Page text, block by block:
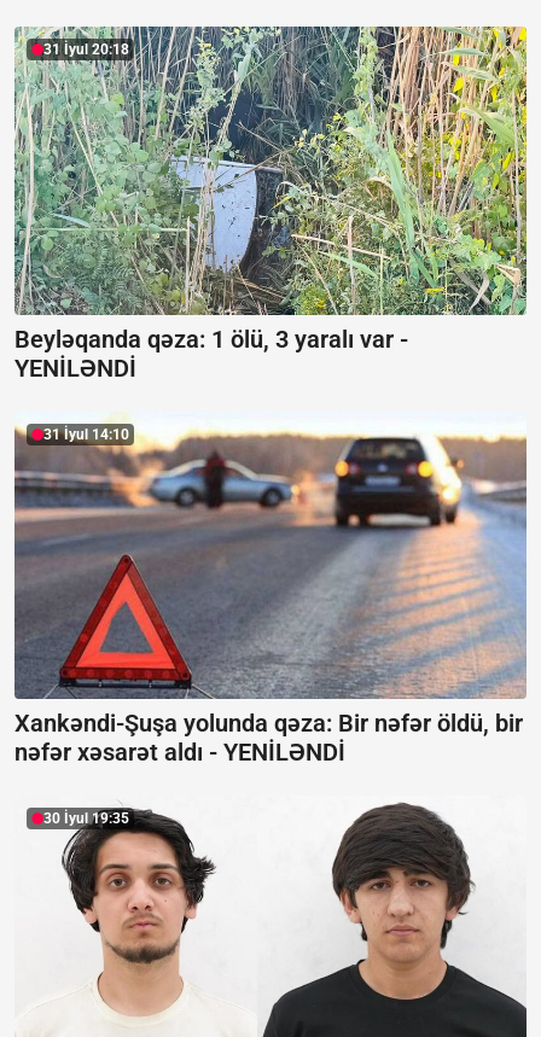
31 İyul 20:18
Beyləqanda qəza: 1 ölü, 3 yaralı var -
YENİLƏNDİ
31 İyul 14:10
Xankəndi-Şuşa yolunda qəza: Bir nəfər öldü, bir
nəfər xəsarət aldı - YENİLƏNDİ
30 İyul 19:35